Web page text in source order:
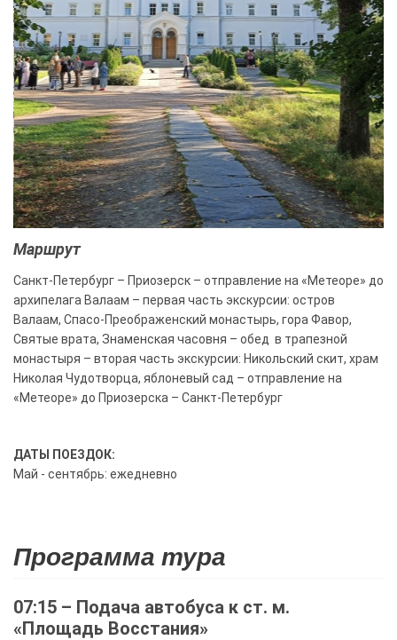
Маршрут
Санкт-Петербург – Приозерск – отправление на «Метеоре» до
архипелага Валаам – первая часть экскурсии: остров
Валаам, Спасо-Преображенский монастырь, гора Фавор,
Святые врата, Знаменская часовня – обед в трапезной
монастыря – вторая часть экскурсии: Никольский скит, храм
Николая Чудотворца, яблоневый сад – отправление на
«Метеоре» до Приозерска – Санкт-Петербург
ДАТЫ ПОЕЗДОК:
Май - сентябрь: ежедневно
Программа тура
07:15 – Подача автобуса к ст. м.
«Площадь Восстания»